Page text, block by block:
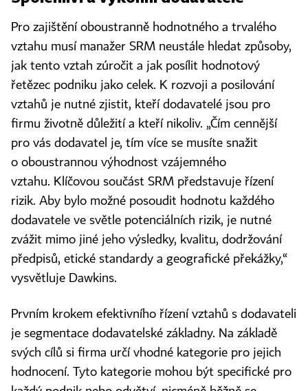
Pro zajištění oboustranně hodnotného a trvalého
vztahu musí manažer SRM neustále hledat způsoby,
jak tento vztah zúročit a jak posílit hodnotový
řetězec podniku jako celek. K rozvoji a posilování
vztahů je nutné zjistit, kteří dodavatelé jsou pro
firmu životně důležití a kteří nikoliv. „Čím cennější
pro vás dodavatel je, tím více se musíte snažit
o oboustrannou výhodnost vzájemného
vztahu. Klíčovou součást SRM představuje řízení
rizik. Aby bylo možné posoudit hodnotu každého
dodavatele ve světle potenciálních rizik, je nutné
zvážit mimo jiné jeho výsledky, kvalitu, dodržování
předpisů, etické standardy a geografické překážky,“
vysvětluje Dawkins.
Prvním krokem efektivního řízení vztahů s dodavateli
je segmentace dodavatelské základny. Na základě
svých cílů si firma určí vhodné kategorie pro jejich
hodnocení. Tyto kategorie mohou být specifické pro